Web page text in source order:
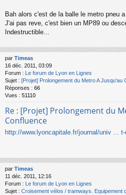
Bah alors c'est de la balle le metro pneu
J'ai pas reve, c'est bien un MP89 ou
Indestructible...
par Timeas
16 déc. 2011, 03:09
Forum :
Le forum de Lyon en Lignes
Sujet : [Projet] Prolongement du Metro A Jusqu'au
Réponses : 66
Vues : 51110
Re : [Projet] Prolongement du
Confluence
http://www.lyoncapitale.fr/journal/univ ...
par Timeas
11 déc. 2011, 12:16
Forum : Le forum de Lyon en Lignes
Sujet : Croisement vélos / tramways. Equipement